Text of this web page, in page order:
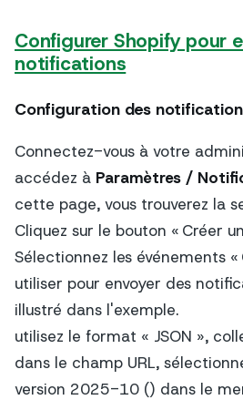
Configurer Shopify pour
notifications
Configuration des
Connectez-vous à votre
accédez à Paramètres /
cette page, vous trouverez la
Cliquez sur le bouton « Créer
Sélectionnez les événements
utiliser pour envoyer des
illustré dans l'exemple.
utilisez le format « JSON »,
dans le champ URL,
version 2025-10 () dans le